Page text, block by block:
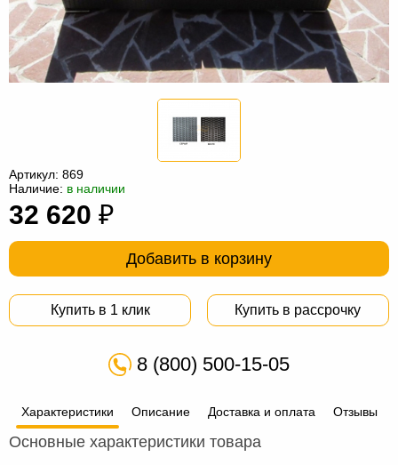
мебель
Столы
под
Мебель
мешки
Мебель
из
Садовая
Артикул: 869
Наличие: в наличии
32 620 ₽
Добавить в корзину
Купить в 1 клик Купить в рассрочку
8 (800) 500-15-05
Характеристики Описание Доставка и оплата Отзывы
Основные характеристики товара